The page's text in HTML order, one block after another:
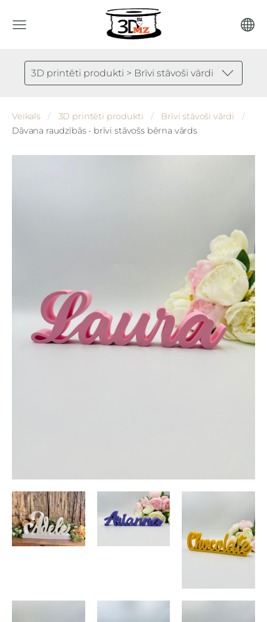
3D printēti produkti > Brīvi stāvoši vārdi
Veikals 3D printēti produkti
Brīvi stāvoši vārdi
Dāvana raudzībās - brīvi stāvošs bērna vārds